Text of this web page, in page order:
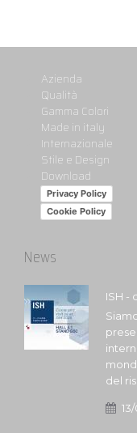
Azienda
Qualità
Gamma Colori
Made in italy
Internazionale
Stile e Design
Download
Privacy Policy
Cookie Policy
News
ISH -
del